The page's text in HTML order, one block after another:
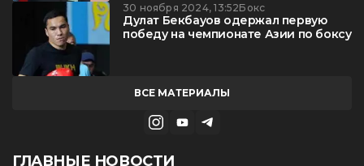
30 ноября 2024, 13:52Бокс
Дулат Бекбауов одержал первую
победу на чемпионате Азии по боксу
ВСЕ МАТЕРИАЛЫ
ГЛАВНЫЕ НОВОСТИ